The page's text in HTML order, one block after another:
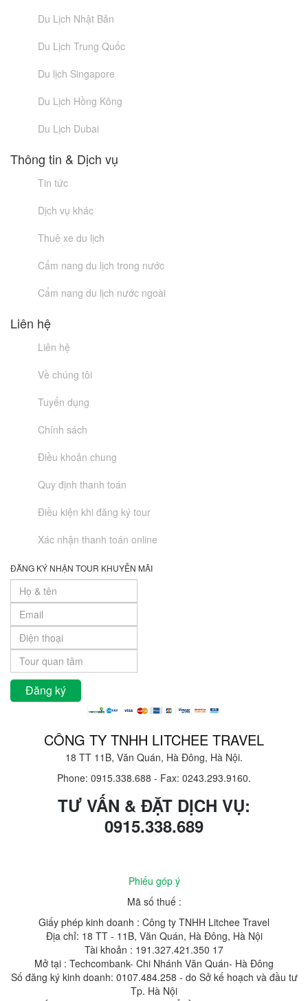
Du Lịch Nhật Bản
Du Lịch Trung Quốc
Du lịch Singapore
Du Lịch Hồng Kông
Du Lịch Dubai
Thông tin & Dịch vụ
Tin tức
Dịch vụ khác
Thuê xe du lịch
Cẩm nang du lịch trong nước
Cẩm nang du lịch nước ngoài
Liên hệ
Liên hệ
Về chúng tôi
Tuyển dụng
Chính sách
Điều khoản chung
Quy định thanh toán
Điều kiện khi đăng ký tour
Xác nhận thanh toán online
ĐĂNG KÝ NHẬN TOUR KHUYỄN MÃI
CÔNG TY TNHH LITCHEE TRAVEL
18 TT 11B, Văn Quán, Hà Đông, Hà Nội.
Phone: 0915.338.688 - Fax: 0243.293.9160.
TƯ VẤN & ĐẶT DỊCH VỤ:
0915.338.689
Phiếu góp ý
Mã số thuế :
Giấy phép kinh doanh : Công ty TNHH Litchee Travel
Địa chỉ: 18 TT - 11B, Văn Quán, Hà Đông, Hà Nội
Tài khoản : 191.327.421.350 17
Mở tại : Techcombank- Chi Nhánh Văn Quán- Hà Đông
Số đăng ký kinh doanh: 0107.484.258 - do Sở kế hoạch và đầu tư
Tp. Hà Nội